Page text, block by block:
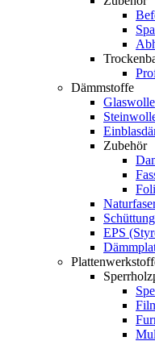
Dämmstoffe
Glaswolle
Zubehör
EPS